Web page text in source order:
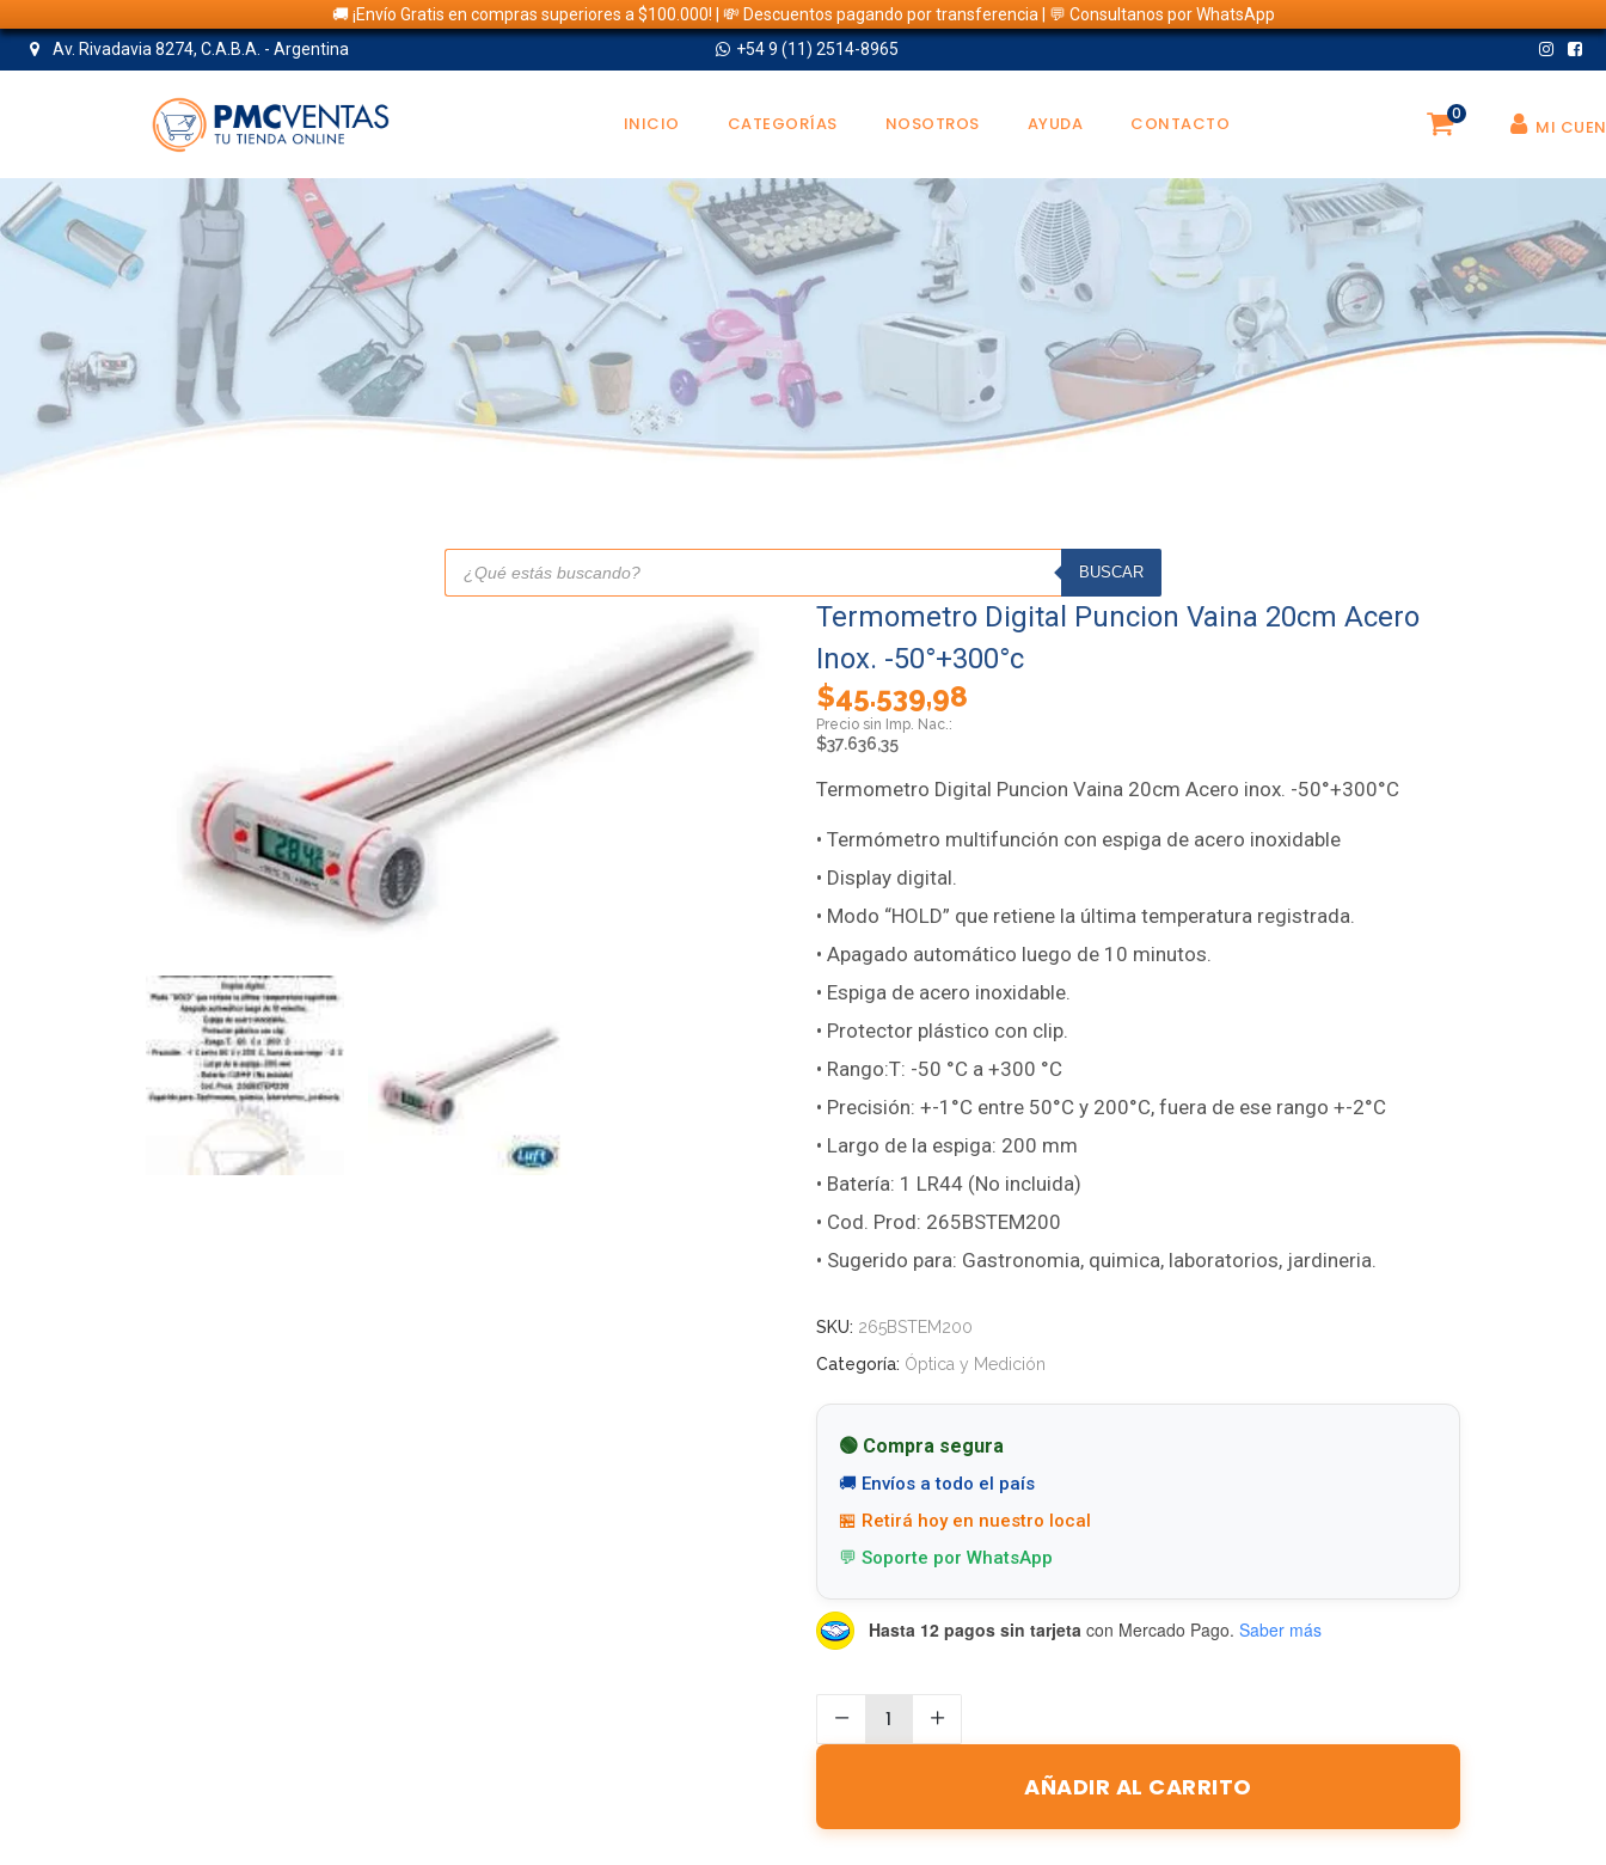
🚚 ¡Envío Gratis en compras superiores a $100.000! | 💸 Descuentos pagando por transferencia | 💬 Consultanos por WhatsApp
Av. Rivadavia 8274, C.A.B.A. - Argentina
+54 9 (11) 2514-8965
INICIO CATEGORÍAS NOSOTROS AYUDA CONTACTO MI
0
TIENDA
Búsqueda
productos
BUSCAR
Termometro Digital Puncion Vaina 20cm Acero
Inox. -50°+300°c
$45.539,98
$37.636,35
Termometro Digital Puncion Vaina 20cm Acero inox. -50°+300°C
• Termómetro multifunción con espiga de acero inoxidable
• Display digital.
• Modo “HOLD” que retiene la última temperatura registrada.
• Apagado automático luego de 10 minutos.
• Espiga de acero inoxidable.
• Protector plástico con clip.
• Rango:T: -50 °C a +300 °C
• Precisión: +-1°C entre 50°C y 200°C, fuera de ese rango +-2°C
• Largo de la espiga: 200 mm
• Batería: 1 LR44 (No incluida)
• Cod. Prod: 265BSTEM200
• Sugerido para: Gastronomia, quimica, laboratorios, jardineria.
SKU: 265BSTEM200
Categoría: Óptica y Medición
🟢 Compra segura
🚚 Envíos a todo el país
🏪 Retirá hoy en nuestro local
💬 Soporte por WhatsApp
Hasta 12 pagos sin tarjeta con Mercado Pago. Saber más
AÑADIR AL CARRITO